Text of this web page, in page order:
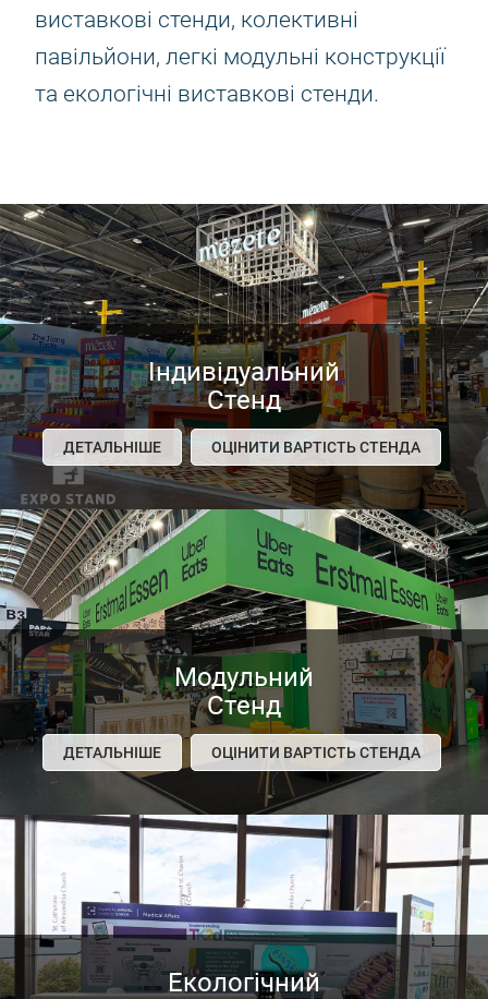
виставкові стенди, колективні
павільйони, легкі модульні конструкції
та екологічні виставкові стенди.
Індивідуальний
Стенд
ДЕТАЛЬНІШЕ ОЦІНИТИ ВАРТІСТЬ СТЕНДА
Модульний
Стенд
ДЕТАЛЬНІШЕ ОЦІНИТИ ВАРТІСТЬ СТЕНДА
Екологічний